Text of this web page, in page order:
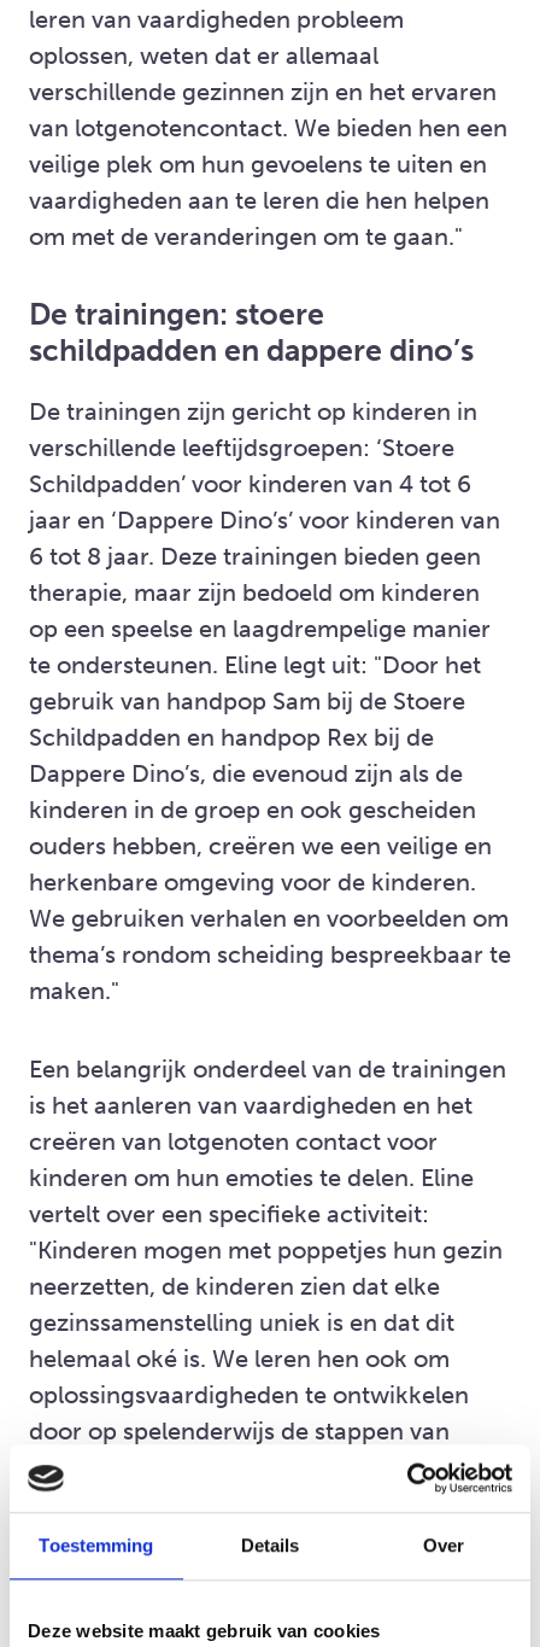
Toestemming Details Over
Deze website maakt gebruik van cookies
leren van vaardigheden probleem
oplossen, weten dat er allemaal
verschillende gezinnen zijn en het ervaren
van lotgenotencontact. We bieden hen een
veilige plek om hun gevoelens te uiten en
vaardigheden aan te leren die hen helpen
om met de veranderingen om te gaan."
De trainingen: stoere
schildpadden en dappere dino’s
De trainingen zijn gericht op kinderen in
verschillende leeftijdsgroepen: ‘Stoere
Schildpadden’ voor kinderen van 4 tot 6
jaar en ‘Dappere Dino’s’ voor kinderen van
6 tot 8 jaar. Deze trainingen bieden geen
therapie, maar zijn bedoeld om kinderen
op een speelse en laagdrempelige manier
te ondersteunen. Eline legt uit: "Door het
gebruik van handpop Sam bij de Stoere
Schildpadden en handpop Rex bij de
Dappere Dino’s, die evenoud zijn als de
kinderen in de groep en ook gescheiden
ouders hebben, creëren we een veilige en
herkenbare omgeving voor de kinderen.
We gebruiken verhalen en voorbeelden om
thema’s rondom scheiding bespreekbaar te
maken."
Een belangrijk onderdeel van de trainingen
is het aanleren van vaardigheden en het
creëren van lotgenoten contact voor
kinderen om hun emoties te delen. Eline
vertelt over een specifieke activiteit:
"Kinderen mogen met poppetjes hun gezin
neerzetten, de kinderen zien dat elke
gezinssamenstelling uniek is en dat dit
helemaal oké is. We leren hen ook om
oplossingsvaardigheden te ontwikkelen
door op spelenderwijs de stappen van
probleem oplossen te doorlopen. Hierin
problemen die je wel op kunt lossen en
problemen die je als kind niet op kan